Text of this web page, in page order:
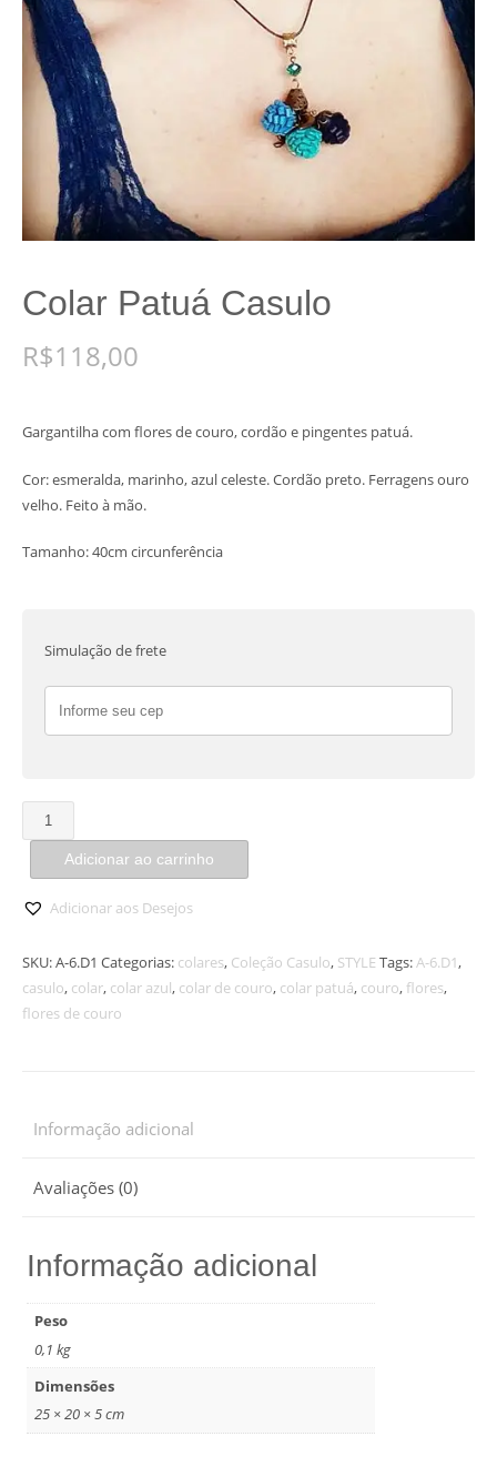
Colar Patuá Casulo
R$118,00
Gargantilha com flores de couro, cordão e pingentes patuá.
Cor: esmeralda, marinho, azul celeste. Cordão preto. Ferragens ouro
velho. Feito à mão.
Tamanho: 40cm circunferência
Simulação de frete
Colar
Patuá
CasuloAdicionar ao carrinho
Adicionar aos Desejos
SKU:A-6.D1 Categorias: colares, Coleção Casulo, STYLE Tags:A-6.D1,
casulo, colar, colar azul, colar de couro, colar patuá, couro,flores,
flores de couro
Informação adicional
Avaliações (0)
Informação adicional
Peso
0,1 kg
Dimensões
25 × 20 × 5 cm